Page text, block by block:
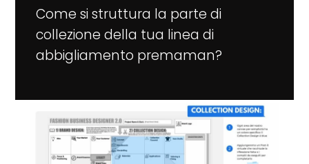
Come si struttura la parte di
collezione della tua linea di
abbigliamento premaman?